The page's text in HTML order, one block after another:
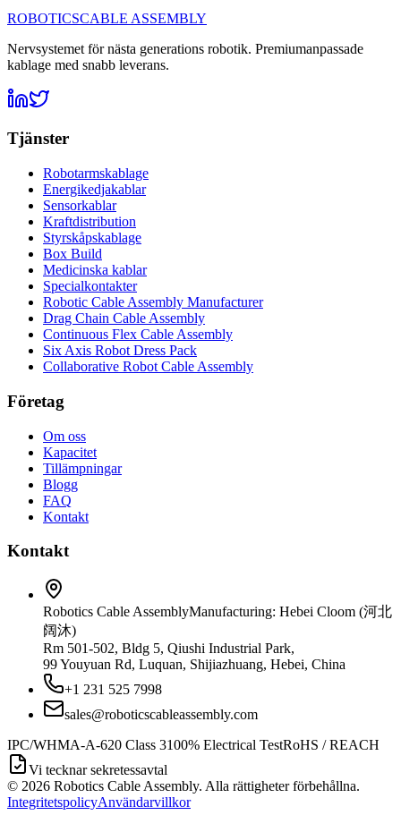
ROBOTICSCABLE ASSEMBLY
Nervsystemet för nästa generations robotik. Premiumanpassade
kablage med snabb leverans.
Tjänster
Robotarmskablage
Energikedjakablar
Sensorkablar
Kraftdistribution
Styrskåpskablage
Box Build
Medicinska kablar
Specialkontakter
Robotic Cable Assembly Manufacturer
Drag Chain Cable Assembly
Continuous Flex Cable Assembly
Six Axis Robot Dress Pack
Collaborative Robot Cable Assembly
Företag
Om oss
Kapacitet
Tillämpningar
Blogg
FAQ
Kontakt
Kontakt
Robotics Cable AssemblyManufacturing: Hebei Cloom (河北
阔沐)
Rm 501-502, Bldg 5, Qiushi Industrial Park,
99 Youyuan Rd, Luquan, Shijiazhuang, Hebei, China
+1 231 525 7998
sales@roboticscableassembly.com
IPC/WHMA-A-620 Class 3100% Electrical TestRoHS / REACH
Vi tecknar sekretessavtal
© 2026 Robotics Cable Assembly. Alla rättigheter förbehållna.
IntegritetspolicyAnvändarvillkor